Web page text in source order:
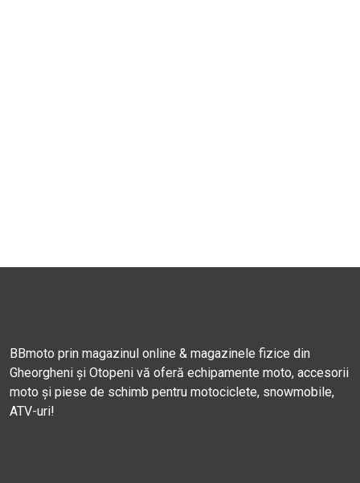
BBmoto prin magazinul online & magazinele fizice din
Gheorgheni și Otopeni vă oferă echipamente moto, accesorii
moto și piese de schimb pentru motociclete, snowmobile,
ATV-uri!